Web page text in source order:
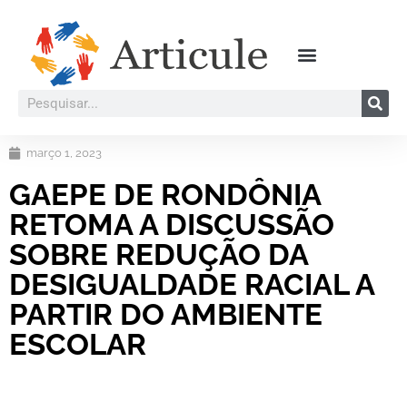
março 1, 2023
GAEPE DE RONDÔNIA
RETOMA A DISCUSSÃO
SOBRE REDUÇÃO DA
DESIGUALDADE RACIAL A
PARTIR DO AMBIENTE
ESCOLAR